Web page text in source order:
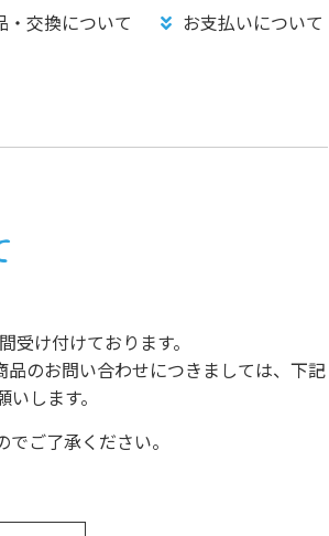
・交換について お支払いについて
受け付けております。
のお問い合わせにつきましては、下記
します。
ご了承ください。